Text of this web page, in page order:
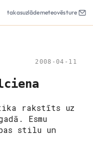
takasuzlādemeteovēsture
2008-04-11
rakstīts uz
Esmu
stilu un